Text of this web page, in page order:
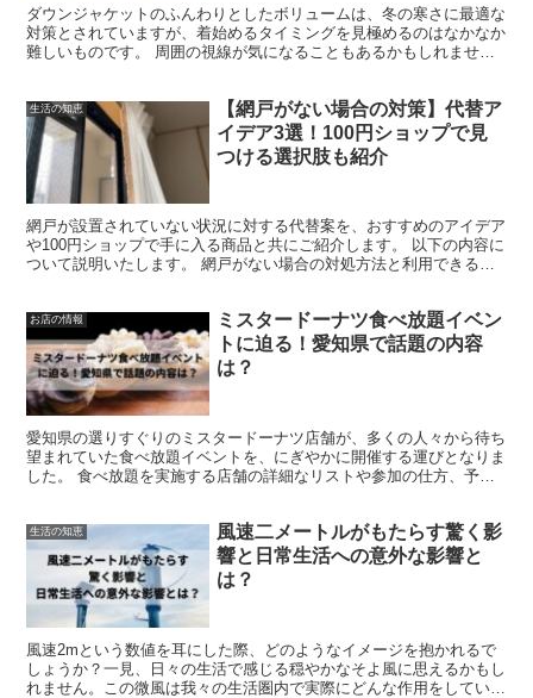
ダウンジャケットのふんわりとしたボリュームは、冬の寒さに最適な
対策とされていますが、着始めるタイミングを見極めるのはなかなか
難しいものです。 周囲の視線が気になることもあるかもしれませ
生活の知恵
【網戸がない場合の対策】代替ア
イデア3選！100円ショップで見
つける選択肢も紹介
網戸が設置されていない状況に対する代替案を、おすすめのアイデア
や100円ショップで手に入る商品と共にご紹介します。 以下の内容に
ついて説明いたします。 網戸がない場合の対処方法と利用できるア
お店の情報
ミスタードーナツ食べ放題イベン
トに迫る！愛知県で話題の内容
は？
愛知県の選りすぐりのミスタードーナツ店舗が、多くの人々から待ち
望まれていた食べ放題イベントを、にぎやかに開催する運びとなりま
した。 食べ放題を実施する店舗の詳細なリストや参加の仕方、予約
生活の知恵
風速二メートルがもたらす驚く影
響と日常生活への意外な影響と
は？
風速2mという数値を耳にした際、どのようなイメージを抱かれるで
しょうか？一見、日々の生活で感じる穏やかなそよ風に思えるかもし
れません。この微風は我々の生活圏内で実際にどんな作用をしている